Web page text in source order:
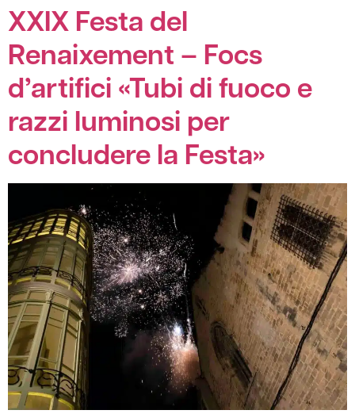
XXIX Festa del
Renaixement – Focs
d’artifici «Tubi di fuoco e
razzi luminosi per
concludere la Festa»